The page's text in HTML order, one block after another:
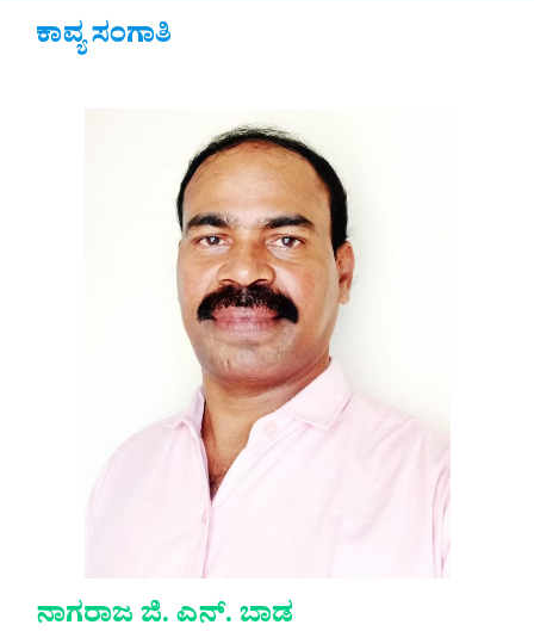
ಕಾವ್ಯ ಸಂಗಾತಿ
ನಾಗರಾಜ ಜಿ. ಎನ್. ಬಾಡ